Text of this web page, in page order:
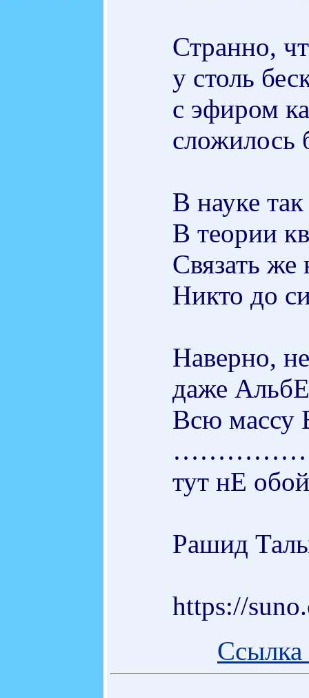
Странно,
у столь
с эфиром
сложилось
В науке
В теории
Связать же
Никто до
Наверно,
даже
Всю массу
тут нЕ
Рашид
https://
Ссылка